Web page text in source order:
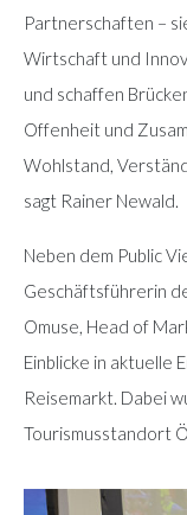
Partnerschaften –
Wirtschaft und
und schaffen
Offenheit und
Wohlstand,
sagt Rainer Newald.
Neben dem Public
Geschäftsführerin
Omuse, Head of
Einblicke in aktuelle
Reisemarkt. Dabei
Tourismusstandort